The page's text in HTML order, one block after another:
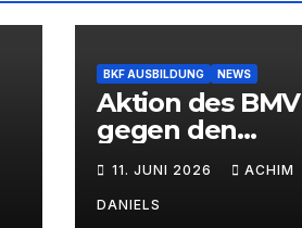
BKF AUSBILDUNG NEWS
Aktion des BMV
gegen den
11. JUNI 2026 ACHIM
DANIELS